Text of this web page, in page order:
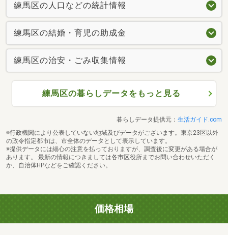
練馬区の人口などの統計情報
練馬区の結婚・育児の助成金
練馬区の治安・ごみ収集情報
練馬区の暮らしデータをもっと見る
暮らしデータ提供元： 生活ガイド.com
※行政機関により公表していない地域及びデータがございます。東京23区以外
の政令指定都市は、市全体のデータとして表示しています。
※提供データには細心の注意を払っておりますが、調査後に変更がある場合が
あります。 最新の情報につきましては各市区役所までお問い合わせいただく
か、自治体HPなどをご確認ください。
価格相場